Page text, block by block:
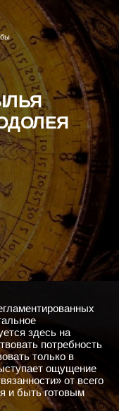
здесь на
потребность
только в
ощущение
от всего
и быть готовым